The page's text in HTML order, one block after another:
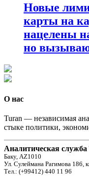
Новые
карты на
нацелены
но
О нас
Turan — независимая
стыке политики,
Аналитическая
Баку, AZ1010
Ул. Сулеймана Рагимова 186,
Тел.: (+99412) 440 11 96